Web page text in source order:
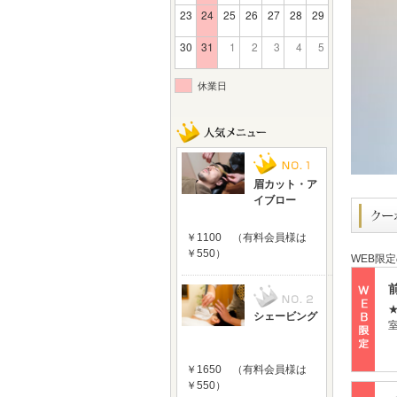
WEB限
★
23 24 25 26 27 28 29
30 31 1 2 3 4 5
休業日
眉カット・ア
イブロー
￥1100 （有料会員様は
￥550）
シェービング
￥1650 （有料会員様は
￥550）